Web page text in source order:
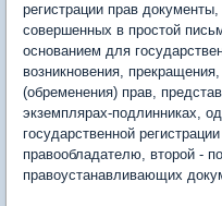
регистрации прав
совершенных в простой
основанием для
возникновения,
(обременения) прав,
экземплярах-подлинниках,
государственной
правообладателю, второй -
правоустанавливающих